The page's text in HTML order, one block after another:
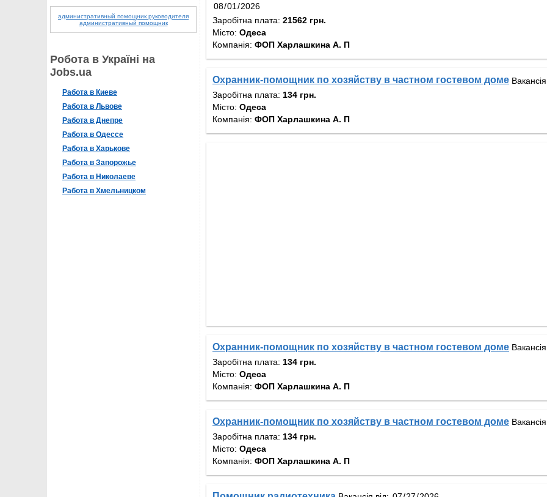
административный помощник руководителя
административный помощник
Робота в Україні на
Jobs.ua
Работа в Киеве
Работа в Львове
Работа в Днепре
Работа в Одессе
Работа в Харькове
Работа в Запорожье
Работа в Николаеве
Работа в Хмельницком
Заробітна плата: 21562 грн.
Місто: Одеса
Компанія: ФОП Харлашкина А. П
Охранник-помощник по хозяйству в частном гостевом доме
Заробітна плата: 134 грн.
Місто: Одеса
Компанія: ФОП Харлашкина А. П
Охранник-помощник по хозяйству в частном гостевом доме
Заробітна плата: 134 грн.
Місто: Одеса
Компанія: ФОП Харлашкина А. П
Охранник-помощник по хозяйству в частном гостевом доме
Заробітна плата: 134 грн.
Місто: Одеса
Компанія: ФОП Харлашкина А. П